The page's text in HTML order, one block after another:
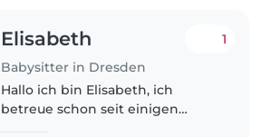
Elisabeth
Babysitter in Dresden
1
Hallo ich bin Elisabeth, ich
betreue schon seit einigen